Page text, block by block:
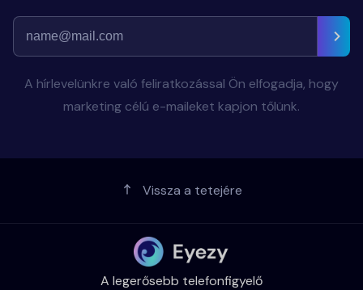
A hírlevelünkre való feliratkozással Ön elfogadja, hogy
marketing célú e-maileket kapjon tőlünk.
Vissza a tetejére
A legerősebb telefonfigyelő